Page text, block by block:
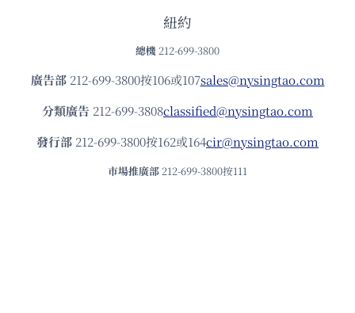
紐約
總機 212-699-3800
廣告部212-699-3800按106或107sales@nysingtao.com
分類廣告 212-699-3808classified@nysingtao.com
發⾏部 212-699-3800按162或164cir@nysingtao.com
市場推廣部 212-699-3800按111